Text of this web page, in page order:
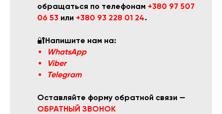
обращаться по телефонам +380 97 507
06 53 или +380 93 228 01 24.
🔐Напишите нам на:
WhatsApp
Viber
Telegram
Оставляйте форму обратной связи —
ОБРАТНЫЙ ЗВОНОК